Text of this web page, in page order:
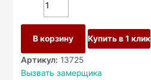
В корзину Купить в 1 клик
Артикул: 13725
Вызвать замерщика